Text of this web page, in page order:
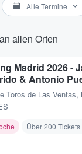
Alle Termine
allen Orten
Madrid 2026 -
& Antonio
Toros de Las Ventas,
Über 200